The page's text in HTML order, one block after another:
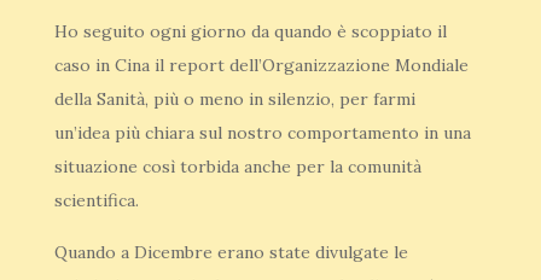
Ho seguito ogni giorno da quando è scoppiato il
caso in Cina il report dell’Organizzazione Mondiale
della Sanità, più o meno in silenzio, per farmi
un’idea più chiara sul nostro comportamento in una
situazione così torbida anche per la comunità
scientifica.
Quando a Dicembre erano state divulgate le